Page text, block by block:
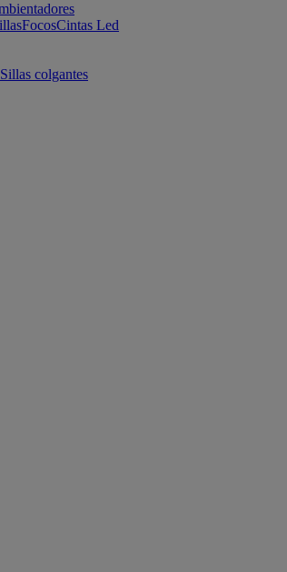
FocosCintas Led
Sillas colgantes